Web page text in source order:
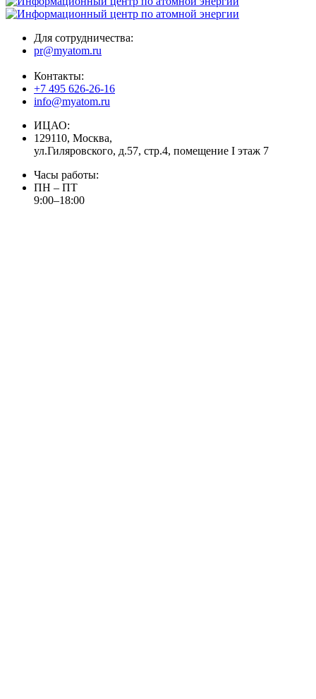
Для сотрудничества:
pr@myatom.ru
Контакты:
+7 495 626-26-16
info@myatom.ru
ИЦАО:
129110, Москва,
ул.Гиляровского, д.57, стр.4, помещение I этаж 7
Часы работы:
ПН – ПТ
9:00–18:00